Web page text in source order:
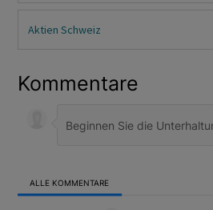
Aktien Schweiz
Kommentare
ALLE KOMMENTARE